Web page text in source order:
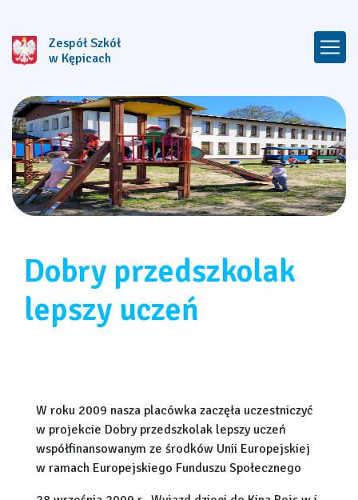
Zespół Szkół
w Kępicach
Dobry przedszkolak
lepszy uczeń
W roku 2009 nasza placówka zaczęła uczestniczyć
w projekcie Dobry przedszkolak lepszy uczeń
współfinansowanym ze środków Unii Europejskiej
w ramach Europejskiego Funduszu Społecznego